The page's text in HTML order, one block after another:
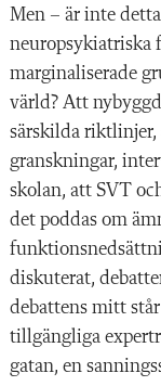
Men – är inte
neuropsykiatriska
marginaliserade
värld? Att
särskilda
granskningar,
skolan, att SVT
det poddas om
diskuterat,
debattens mitt
tillgängliga
gatan, en